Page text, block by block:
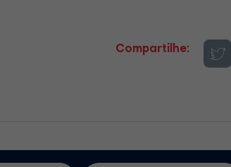
Compartilhe: